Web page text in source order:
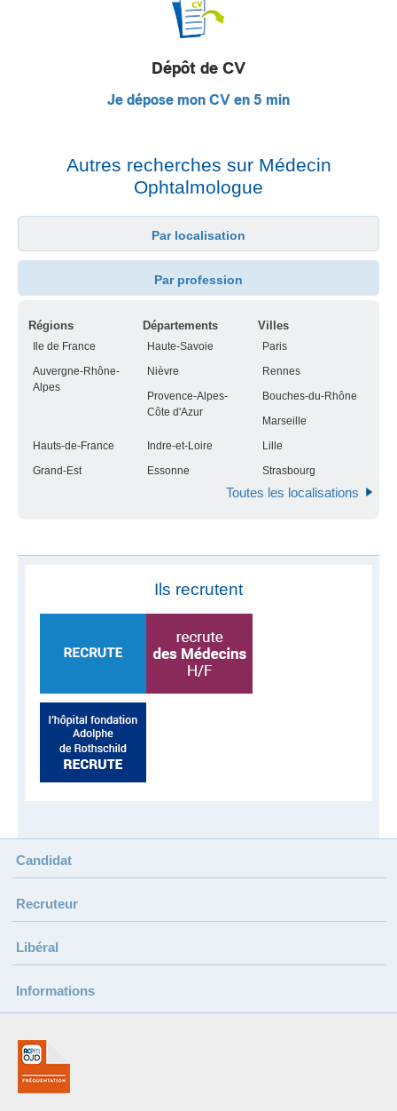
Dépôt de CV
Je dépose mon CV en 5 min
Autres recherches sur Médecin
Ophtalmologue
Par localisation
Par profession
Régions Départements Villes
Ile de France Haute-Savoie
Paris
Auvergne-Rhône-
Alpes
Nièvre
Rennes
Provence-Alpes-
Côte d'Azur
Bouches-du-Rhône
Marseille
Hauts-de-France
Indre-et-Loire
Lille
Grand-Est
Essonne Strasbourg
Toutes les localisations
Ils recrutent
Candidat
Recruteur
Libéral
Informations